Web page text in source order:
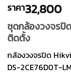
ราคา32,800
ชุดกล้องวงจรปิ
ติดตั้ง
กล้องวงจรปิด
DS-2CE76D0T-